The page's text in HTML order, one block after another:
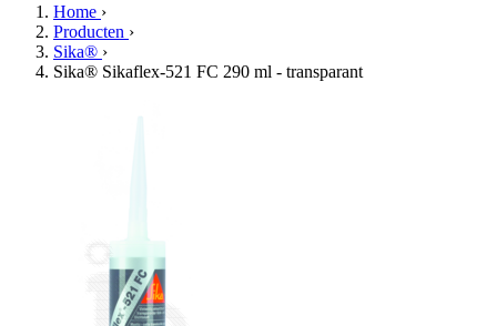
Home ›
Producten ›
Sika® ›
Sika® Sikaflex-521 FC 290 ml - transparant